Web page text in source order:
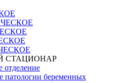
СТАЦИОНАР
отделение
патологии беременных